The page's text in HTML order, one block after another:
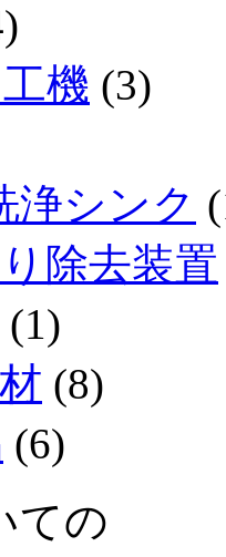
機 (3)
浄シンク
除去装置
(1)
(8)
(6)